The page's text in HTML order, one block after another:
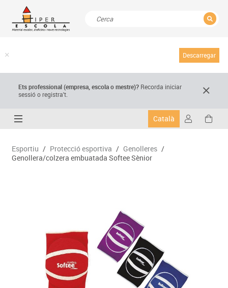
Descarregar
Ets professional (empresa,escola o mestre)? Recorda iniciar
sessió o registra't.
Català
Esportiu / Protecció esportiva / Genolleres /
Genollera/colzera embuatada Softee Sènior